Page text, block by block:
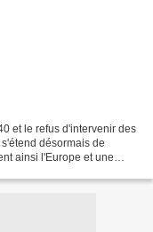
et le refus d'intervenir des
désormais de
ainsi l'Europe et une